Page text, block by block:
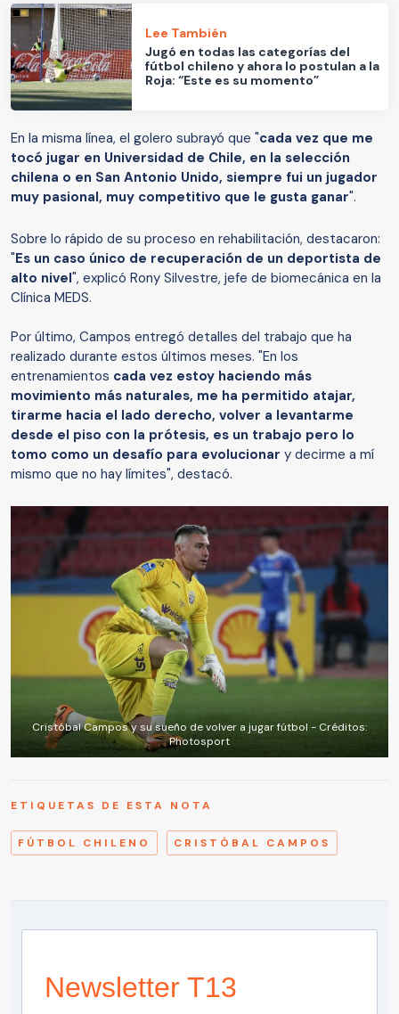
Lee También
Jugó en todas las categorías del
fútbol chileno y ahora lo postulan a la
Roja: “Este es su momento”
En la misma línea, el golero subrayó que "cada vez que me
tocó jugar en Universidad de Chile, en la selección
chilena o en San Antonio Unido, siempre fui un jugador
muy pasional, muy competitivo que le gusta ganar".
Sobre lo rápido de su proceso en rehabilitación, destacaron:
"Es un caso único de recuperación de un deportista de
alto nivel", explicó Rony Silvestre, jefe de biomecánica en la
Clínica MEDS.
Por último, Campos entregó detalles del trabajo que ha
realizado durante estos últimos meses. "En los
entrenamientos cada vez estoy haciendo más
movimiento más naturales, me ha permitido atajar,
tirarme hacia el lado derecho, volver a levantarme
desde el piso con la prótesis, es un trabajo pero lo
tomo como un desafío para evolucionar y decirme a mí
mismo que no hay límites", destacó.
Cristóbal Campos y su sueño de volver a jugar fútbol - Créditos:
Photosport
ETIQUETAS DE ESTA NOTA
FÚTBOL CHILENO CRISTÓBAL CAMPOS
Newsletter T13